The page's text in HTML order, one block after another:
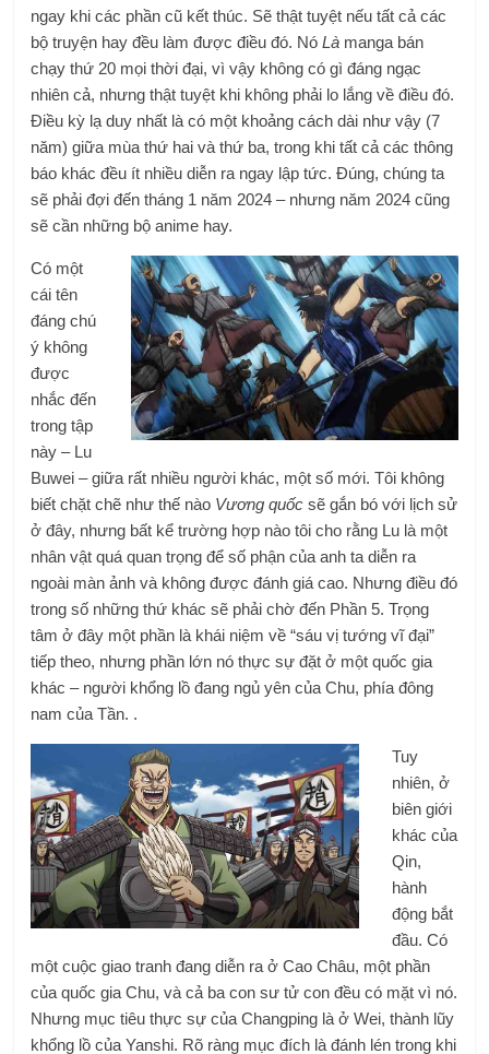
ngay khi các phần cũ kết thúc. Sẽ thật tuyệt nếu tất cả các
bộ truyện hay đều làm được điều đó. NóLà manga bán
chạy thứ 20 mọi thời đại, vì vậy không có gì đáng ngạc
nhiên cả, nhưng thật tuyệt khi không phải lo lắng về điều đó.
Điều kỳ lạ duy nhất là có một khoảng cách dài như vậy (7
năm) giữa mùa thứ hai và thứ ba, trong khi tất cả các thông
báo khác đều ít nhiều diễn ra ngay lập tức. Đúng, chúng ta
sẽ phải đợi đến tháng 1 năm 2024 – nhưng năm 2024 cũng
sẽ cần những bộ anime hay.
Có một
cái tên
đáng chú
ý không
được
nhắc đến
trong tập
này – Lu
Buwei – giữa rất nhiều người khác, một số mới. Tôi không
biết chặt chẽ như thế nào Vương quốc sẽ gắn bó với lịch sử
ở đây, nhưng bất kể trường hợp nào tôi cho rằng Lu là một
nhân vật quá quan trọng để số phận của anh ta diễn ra
ngoài màn ảnh và không được đánh giá cao. Nhưng điều đó
trong số những thứ khác sẽ phải chờ đến Phần 5. Trọng
tâm ở đây một phần là khái niệm về “sáu vị tướng vĩ đại”
tiếp theo, nhưng phần lớn nó thực sự đặt ở một quốc gia
khác – người khổng lồ đang ngủ yên của Chu, phía đông
nam của Tần. .
Tuy
nhiên, ở
biên giới
khác của
Qin,
hành
động bắt
đầu. Có
một cuộc giao tranh đang diễn ra ở Cao Châu, một phần
của quốc gia Chu, và cả ba con sư tử con đều có mặt vì nó.
Nhưng mục tiêu thực sự của Changping là ở Wei, thành lũy
khổng lồ của Yanshi. Rõ ràng mục đích là đánh lén trong khi